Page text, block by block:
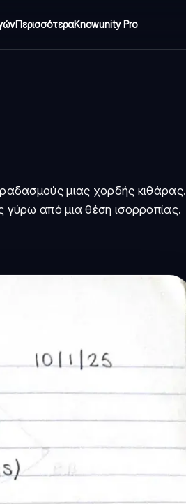
ΠερισσότεραKnowunity Pro
μιας χορδής κιθάρας.
γύρω από μια θέση ισορροπίας.